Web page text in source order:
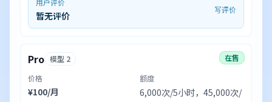
用户评价
暂无评价
写评价
Pro 模型 2
在售
价格
¥100/月
额度
6,000次/5小时，45,000次/